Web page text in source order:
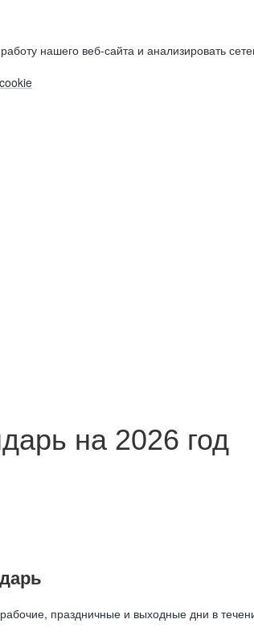
нашего веб-сайта и анализировать
на 2026 год
праздничные и выходные дни в